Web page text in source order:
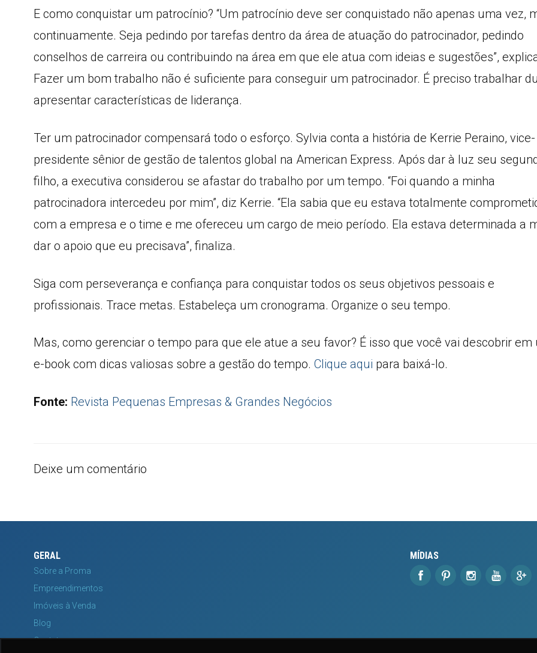
E como conquistar um patrocínio? “Um patrocínio deve ser conquistado não apenas uma vez,
continuamente. Seja pedindo por tarefas dentro da área de atuação do patrocinador, pedindo
conselhos de carreira ou contribuindo na área em que ele atua com ideias e sugestões”,
Fazer um bom trabalho não é suficiente para conseguir um patrocinador. É preciso trabalhar
apresentar características de liderança.
Ter um patrocinador compensará todo o esforço. Sylvia conta a história de Kerrie Peraino, vice-
presidente sênior de gestão de talentos global na American Express. Após dar à luz seu
filho, a executiva considerou se afastar do trabalho por um tempo. “Foi quando a minha
patrocinadora intercedeu por mim”, diz Kerrie. “Ela sabia que eu estava totalmente
com a empresa e o time e me ofereceu um cargo de meio período. Ela estava determinada a
dar o apoio que eu precisava”, finaliza.
Siga com perseverança e confiança para conquistar todos os seus objetivos pessoais e
profissionais. Trace metas. Estabeleça um cronograma. Organize o seu tempo.
Mas, como gerenciar o tempo para que ele atue a seu favor? É isso que você vai descobrir em
e-book com dicas valiosas sobre a gestão do tempo. Clique aqui para baixá-lo.
Fonte: Revista Pequenas Empresas & Grandes Negócios
Deixe um comentário
GERAL
Sobre a Proma
Empreendimentos
Imóveis à Venda
Blog
Contato
MÍDIAS